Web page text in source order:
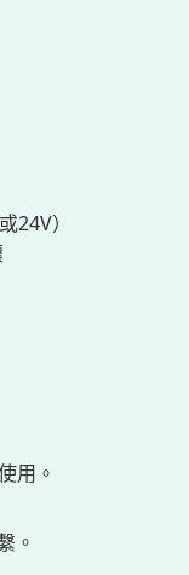
24V）
用。
。